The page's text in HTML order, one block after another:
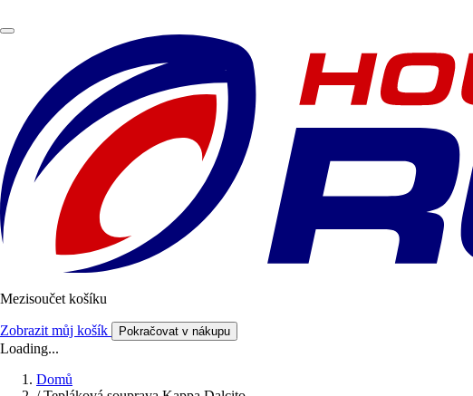
Mezisoučet košíku
Zobrazit můj košík Pokračovat v nákupu
Loading...
Domů